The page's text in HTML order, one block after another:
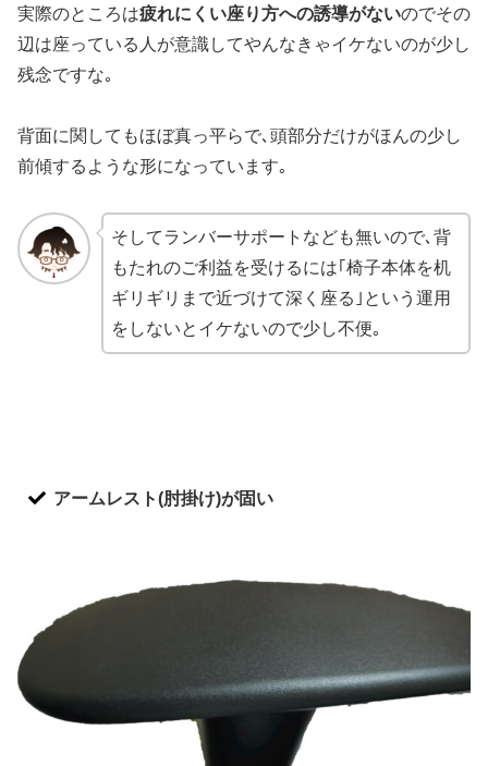
実際のところは疲れにくい座り方への誘導がないのでその
辺は座っている人が意識してやんなきゃイケないのが少し
残念ですな｡
背面に関してもほぼ真っ平らで､頭部分だけがほんの少し
前傾するような形になっています｡
そしてランバーサポートなども無いので､背
もたれのご利益を受けるには｢椅子本体を机
ギリギリまで近づけて深く座る｣という運用
をしないとイケないので少し不便｡
アームレスト(肘掛け)が固い